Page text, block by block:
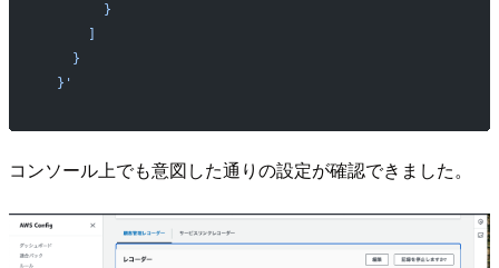
        }
      ]
    }
  }'
コンソール上でも意図した通りの設定が確認できました。